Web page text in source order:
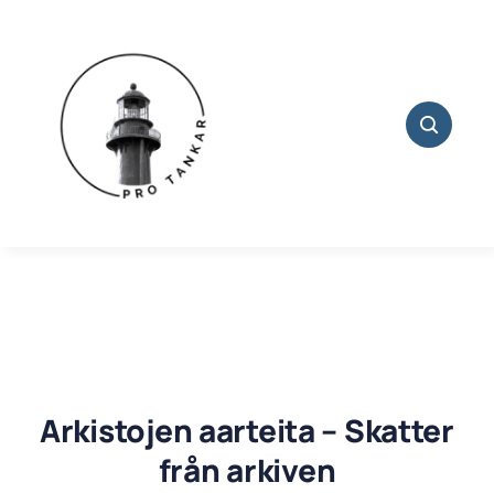
Arkistojen aarteita – Skatter
från arkiven